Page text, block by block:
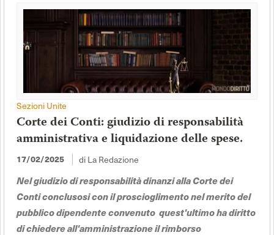
Sezioni Unite
Corte dei Conti: giudizio di responsabilità
amministrativa e liquidazione delle spese.
17/02/2025
di La Redazione
Nel giudizio di responsabilità dinanzi alla Corte dei
Conti conclusosi con il proscioglimento nel merito del
pubblico dipendente convenuto quest'ultimo ha diritto
di chiedere all'amministrazione il rimborso